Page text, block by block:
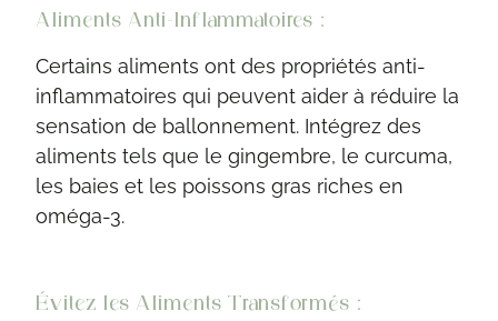
Aliments Anti-Inflammatoires :
Certains aliments ont des propriétés anti-
inflammatoires qui peuvent aider à réduire la
sensation de ballonnement. Intégrez des
aliments tels que le gingembre, le curcuma,
les baies et les poissons gras riches en
oméga-3.
Évitez les Aliments Transformés :